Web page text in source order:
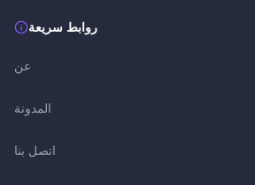
روابط سريعة
عن
المدونة
اتصل بنا